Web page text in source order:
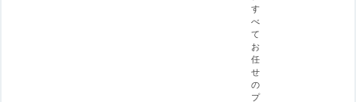
す
べ
て
お
任
せ
の
プ